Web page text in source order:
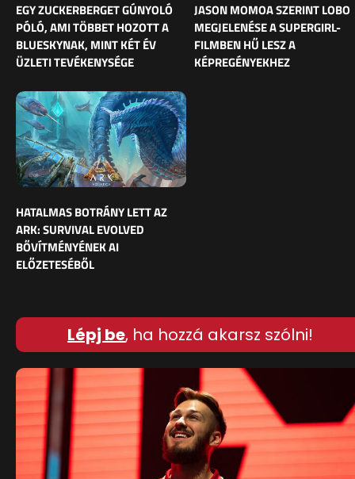
EGY ZUCKERBERGET GÚNYOLÓ
PÓLÓ, AMI TÖBBET HOZOTT A
BLUESKYNAK, MINT KÉT ÉV
ÜZLETI TEVÉKENYSÉGE
JASON MOMOA SZERINT LOBO
MEGJELENÉSE A SUPERGIRL-
FILMBEN HŰ LESZ A
KÉPREGÉNYEKHEZ
HATALMAS BOTRÁNY LETT AZ
ARK: SURVIVAL EVOLVED
BŐVÍTMÉNYÉNEK AI
ELŐZETESÉBŐL
Lépj be, ha hozzá akarsz szólni!